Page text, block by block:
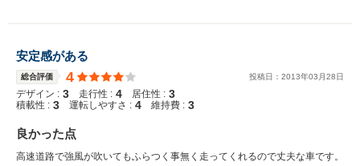
安定感がある
総合評価 4 投稿日： 2013年03 月28日
デザイン : 3 走行性 : 4 居住性 : 3
積載性 : 3 運転しやすさ : 4 維持費 : 3
良かった点
高速道路で強風が吹いてもふらつく事無く走ってくれるので丈夫な車です。